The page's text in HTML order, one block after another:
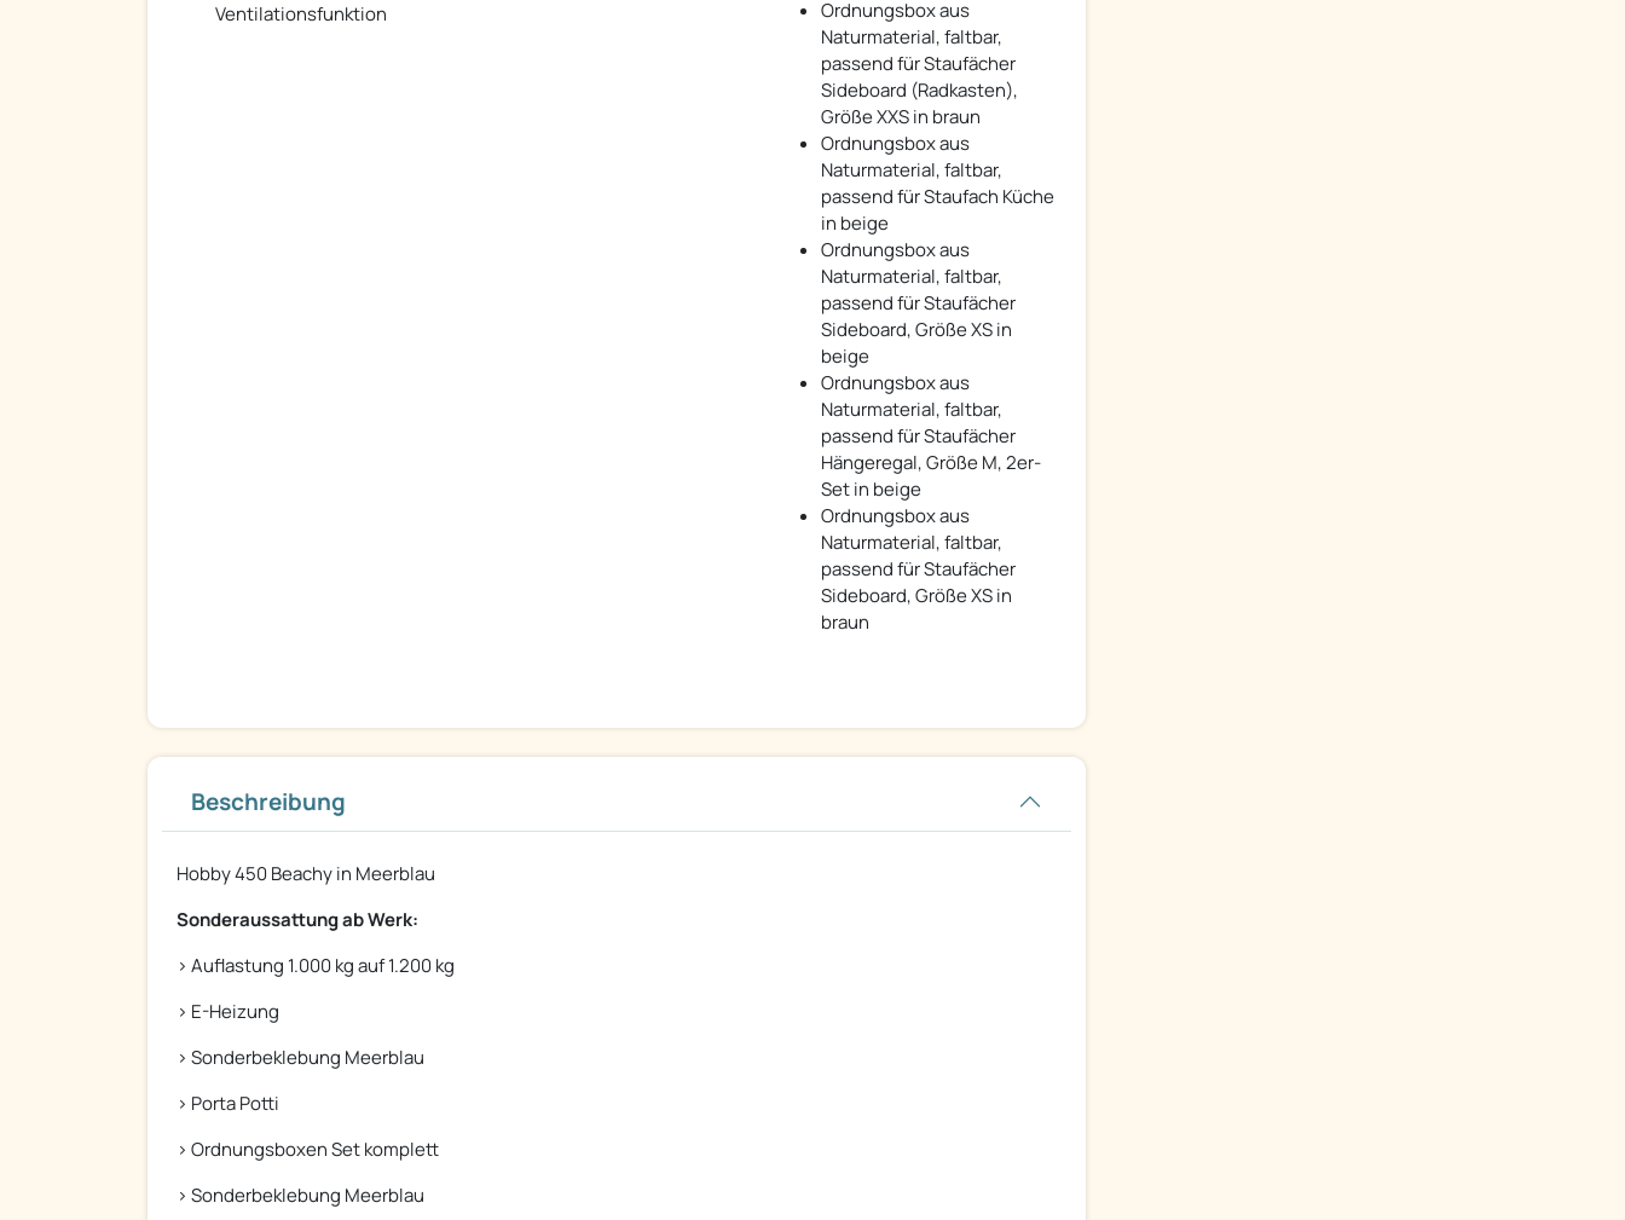
Ordnungsbox aus
Naturmaterial, faltbar,
passend für Staufächer
Sideboard (Radkasten),
Größe XXS in braun
Ordnungsbox aus
Naturmaterial, faltbar,
passend für Staufach Küche
in beige
Ordnungsbox aus
Naturmaterial, faltbar,
passend für Staufächer
Sideboard, Größe XS in
beige
Ordnungsbox aus
Naturmaterial, faltbar,
passend für Staufächer
Hängeregal, Größe M, 2er-
Set in beige
Ordnungsbox aus
Naturmaterial, faltbar,
passend für Staufächer
Sideboard, Größe XS in
braun
Ventilationsfunktion
Beschreibung
Hobby 450 Beachy in Meerblau
Sonderaussattung ab Werk:
> Auflastung 1.000 kg auf 1.200 kg
> E-Heizung
> Sonderbeklebung Meerblau
> Porta Potti
> Ordnungsboxen Set komplett
> Sonderbeklebung Meerblau